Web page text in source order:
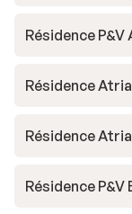
Résidence
Résidence
Résidence
Résidence P&V